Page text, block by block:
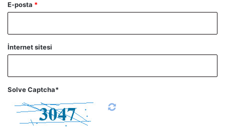
E-posta *
İnternet sitesi
Solve Captcha*